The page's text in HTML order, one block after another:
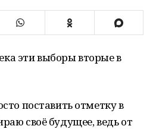
эти выборы вторые в
поставить отметку в
своё будущее, ведь от